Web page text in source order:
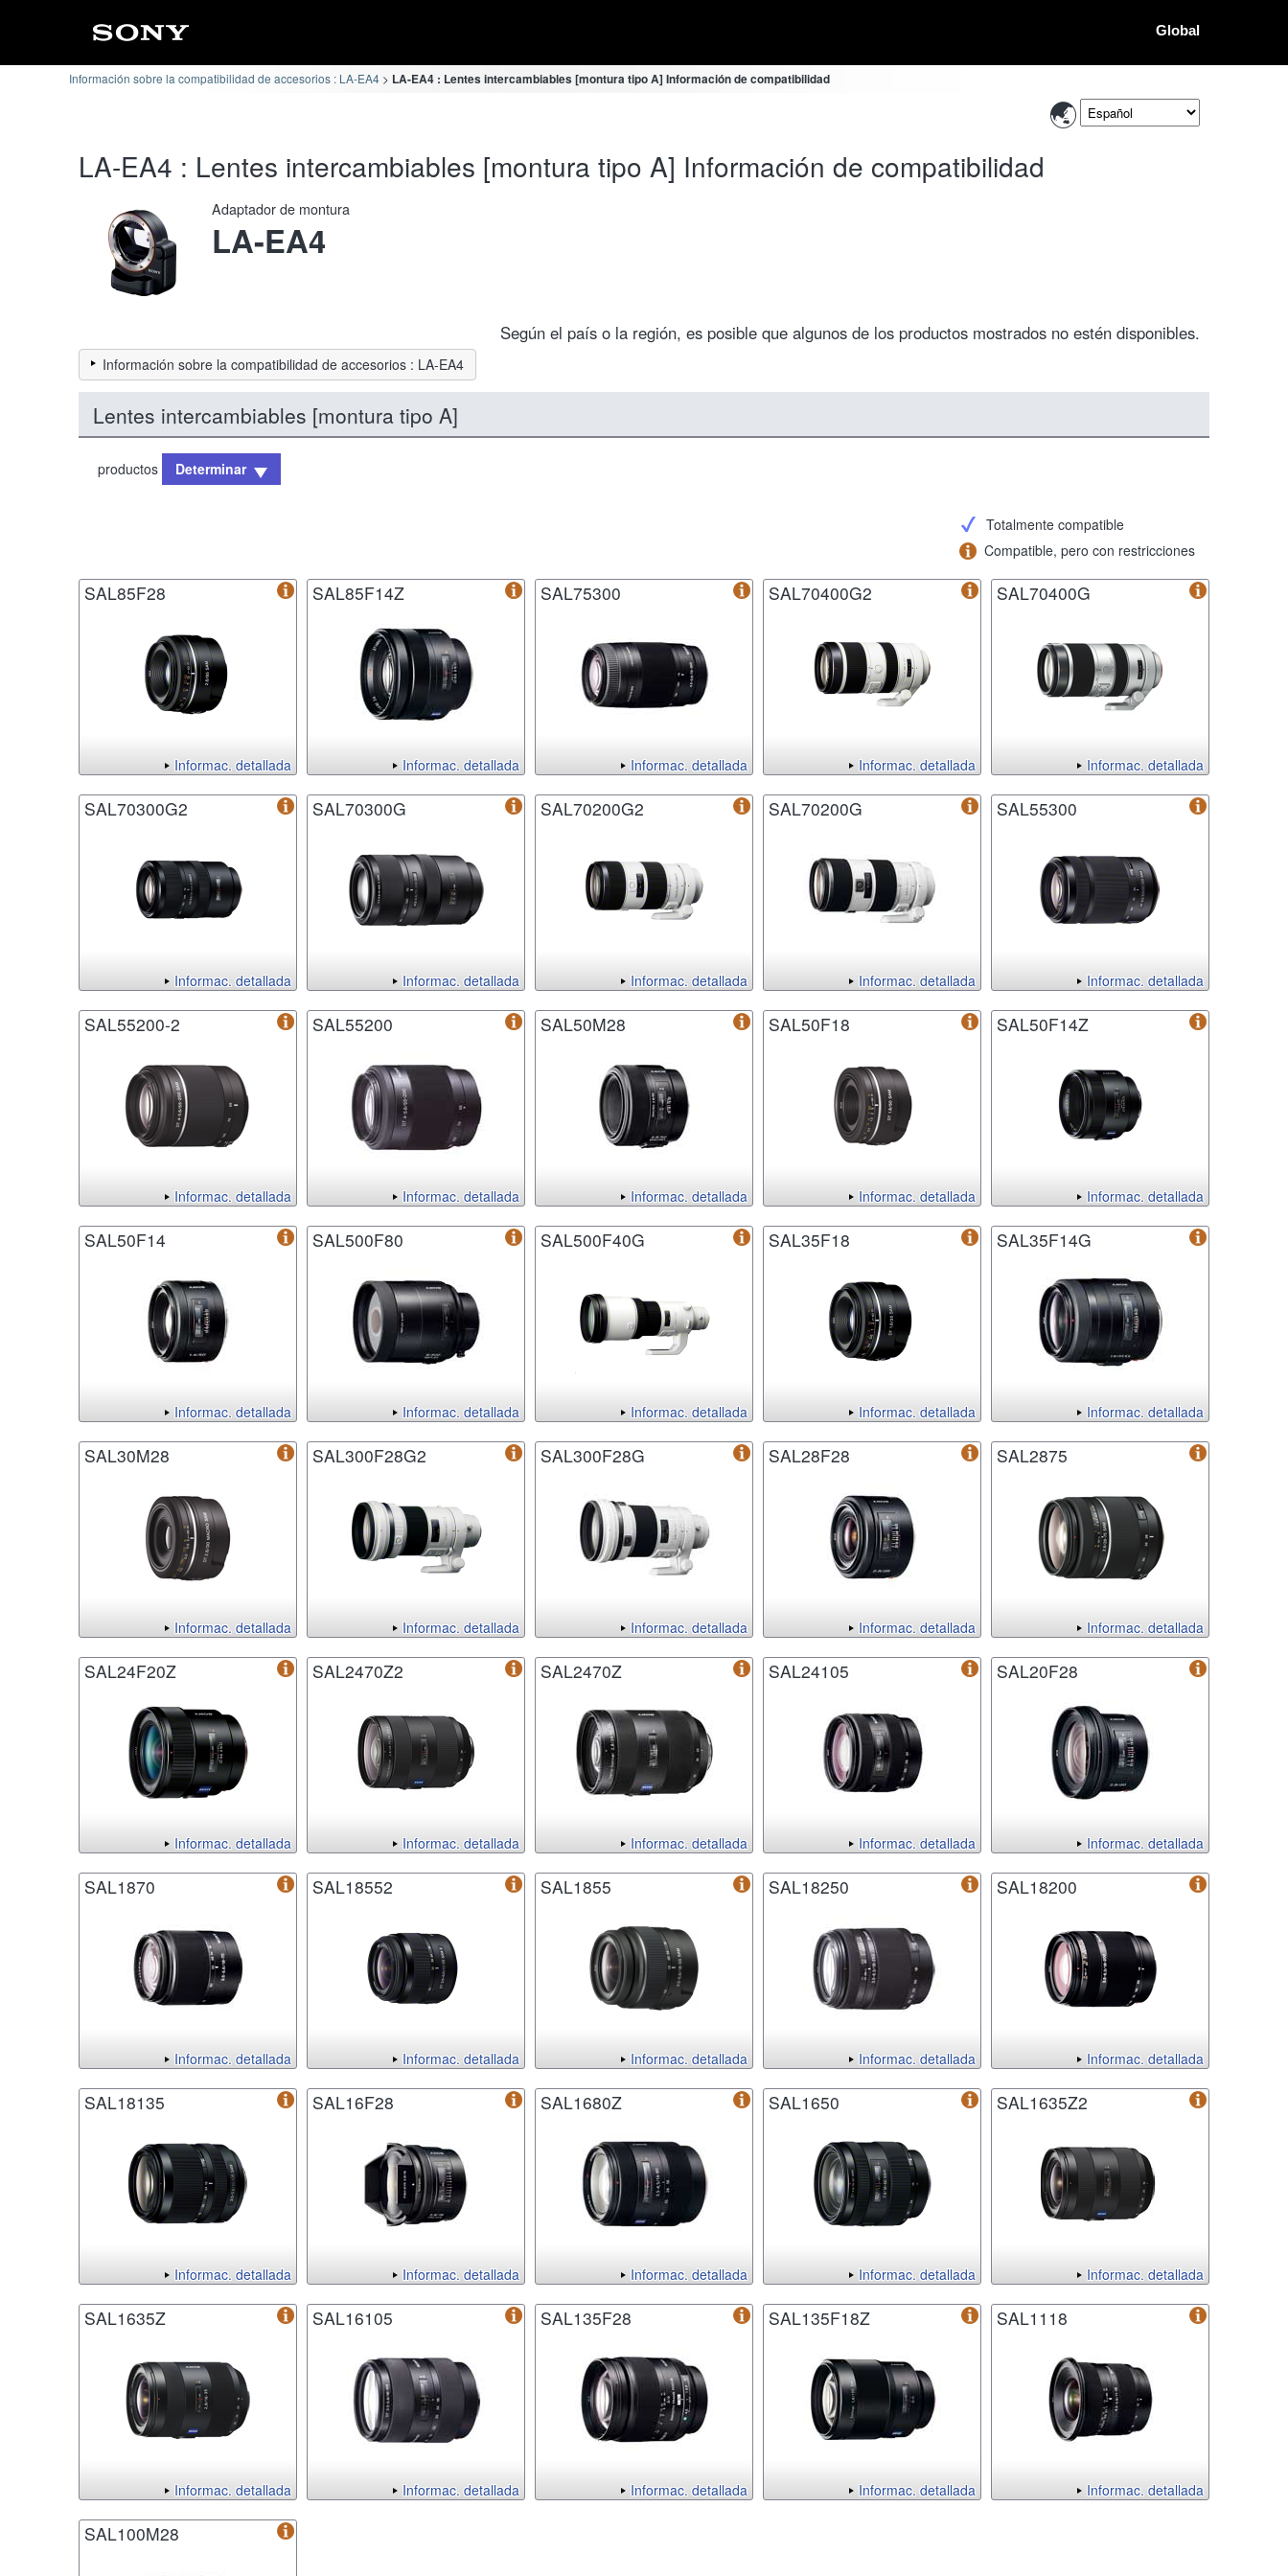
Global
Información sobre la compatibilidad de accesorios : LA-EA4 LA-EA4 : Lentes intercambiables [montura tipo A] Información de compatibilidad
LA-EA4 : Lentes intercambiables [montura tipo A] Información de compatibilidad
Adaptador de montura
LA-EA4
Según el país o la región, es posible que algunos de los productos mostrados no estén disponibles.
Información sobre la compatibilidad de accesorios : LA-EA4
Lentes intercambiables [montura tipo A]
productos Determinar
Totalmente compatible
Compatible, pero con restricciones
SAL85F28
Informac. detallada
SAL85F14Z
Informac. detallada
SAL75300
Informac. detallada
SAL70400G2
Informac. detallada
SAL70400G
Informac. detallada
SAL70300G2
Informac. detallada
SAL70300G
Informac. detallada
SAL70200G2
Informac. detallada
SAL70200G
Informac. detallada
SAL55300
Informac. detallada
SAL55200-2
Informac. detallada
SAL55200
Informac. detallada
SAL50M28
Informac. detallada
SAL50F18
Informac. detallada
SAL50F14Z
Informac. detallada
SAL50F14
Informac. detallada
SAL500F80
Informac. detallada
SAL500F40G
Informac. detallada
SAL35F18
Informac. detallada
SAL35F14G
Informac. detallada
SAL30M28
Informac. detallada
SAL300F28G2
Informac. detallada
SAL300F28G
Informac. detallada
SAL28F28
Informac. detallada
SAL2875
Informac. detallada
SAL24F20Z
Informac. detallada
SAL2470Z2
Informac. detallada
SAL2470Z
Informac. detallada
SAL24105
Informac. detallada
SAL20F28
Informac. detallada
SAL1870
Informac. detallada
SAL18552
Informac. detallada
SAL1855
Informac. detallada
SAL18250
Informac. detallada
SAL18200
Informac. detallada
SAL18135
Informac. detallada
SAL16F28
Informac. detallada
SAL1680Z
Informac. detallada
SAL1650
Informac. detallada
SAL1635Z2
Informac. detallada
SAL1635Z
Informac. detallada
SAL16105
Informac. detallada
SAL135F28
Informac. detallada
SAL135F18Z
Informac. detallada
SAL1118
Informac. detallada
SAL100M28